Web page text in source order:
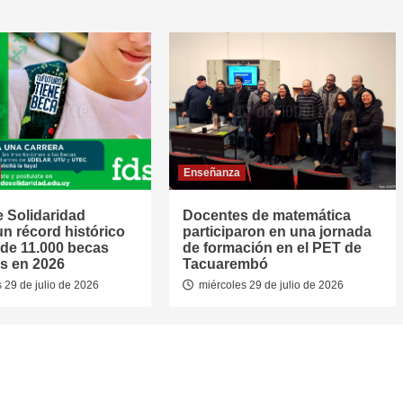
Solidaridad
récord histórico
11.000 becas
en 2026
de julio de 2026
Enseñanza
Docentes de matemática
participaron en una jornada
de formación en el PET de
Tacuarembó
miércoles 29 de julio de 2026